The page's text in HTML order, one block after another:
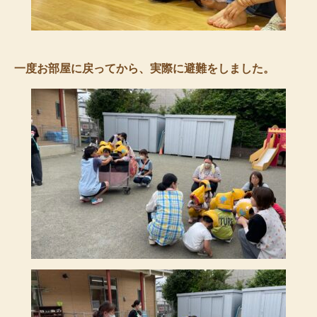
一度お部屋に戻ってから、実際に避難をしました。